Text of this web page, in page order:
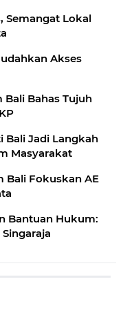
Semangat Lokal
Akses
Bali Bahas Tujuh
Bali Jadi Langkah
Masyarakat
Bali Fokuskan AE
Bantuan Hukum: